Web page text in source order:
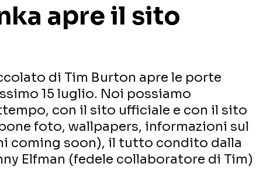
apre il sito
di Tim Burton apre le porte
15 luglio. Noi possiamo
con il sito ufficiale e con il sito
foto, wallpapers, informazioni sul
coming soon), il tutto condito dalla
Elfman (fedele collaboratore di Tim)